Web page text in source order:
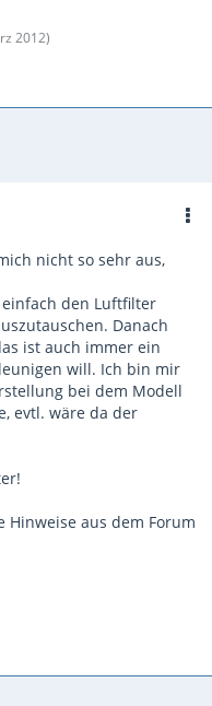
2012)
nicht so sehr aus,
den Luftfilter
Danach
ist auch immer ein
will. Ich bin mir
bei dem Modell
evtl. wäre da der
aus dem Forum